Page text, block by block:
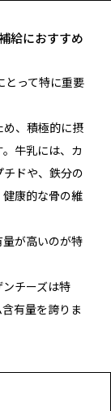
給におすすめ
とって特に重要
め、積極的に摂
牛乳には、カ
チドや、鉄分の
康的な骨の維
が高いのが特
チーズは特
有量を誇りま